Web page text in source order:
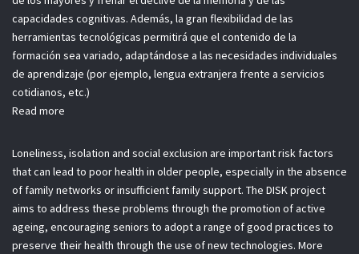
capacidades cognitivas. Además, la gran flexibilidad de las
herramientas tecnológicas permitirá que el contenido de la
formación sea variado, adaptándose a las necesidades individuales
de aprendizaje (por ejemplo, lengua extranjera frente a servicios
cotidianos, etc.)
Read more
Loneliness, isolation and social exclusion are important risk factors
that can lead to poor health in older people, especially in the absence
of family networks or insufficient family support. The DISK project
aims to address these problems through the promotion of active
ageing, encouraging seniors to adopt a range of good practices to
preserve their health through the use of new technologies. More